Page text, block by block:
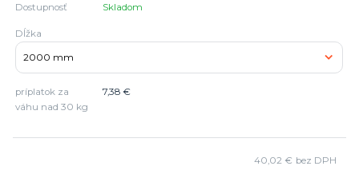
Dostupnosť Skladom
Dĺžka
príplatok za
váhu nad 30 kg
7,38 €
40,02 € bez DPH